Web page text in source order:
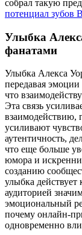
собрал такую
потенциал
Улыбка
фанатами
Улыбка Алекса
передавая эмоции
что
Эта связь
взаимодействию,
усиливают
аутентичность,
что еще больше
юмора и
созданию
улыбка действует
аудиторией
эмоциональный
почему онлайн-
одновременно